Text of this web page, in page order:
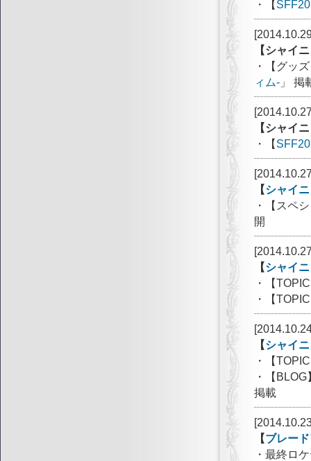
・【
【シャイ
・【グッ
ィム- 」 掲
【シャイ
・【
【シャイ
・【スペ
開
【シャイ
・【
・【
【シャイ
・【
・【
掲載
【ブレー
・最終ロ